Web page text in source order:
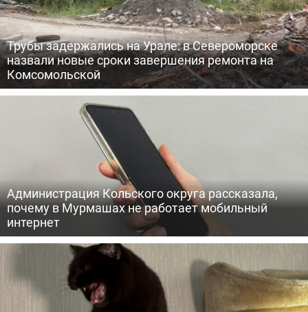
Трубы задержались на Урале: в Североморске
назвали новые сроки завершения ремонта на
Комсомольской
Администрация Кольского округа рассказала,
почему в Мурмашах не работает мобильный
интернет